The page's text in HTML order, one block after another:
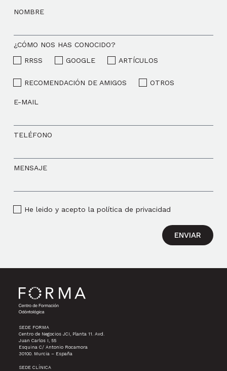
NOMBRE
¿CÓMO NOS HAS CONOCIDO?
RRSS
GOOGLE ARTÍCULOS
RECOMENDACIÓN DE AMIGOS OTROS
E-MAIL
TELÉFONO
MENSAJE
He leido y acepto la política de privacidad
ENVIAR
SEDE FORMA
Centro de Negocios JCI, Planta 11. Avd.
Juan Carlos I, 55
Esquina C/ Antonio Rocamora
30100. Murcia – España
SEDE CLÍNICA